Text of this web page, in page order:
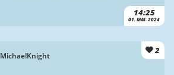
14:25
01. MAI. 2024
MichaelKnight
2